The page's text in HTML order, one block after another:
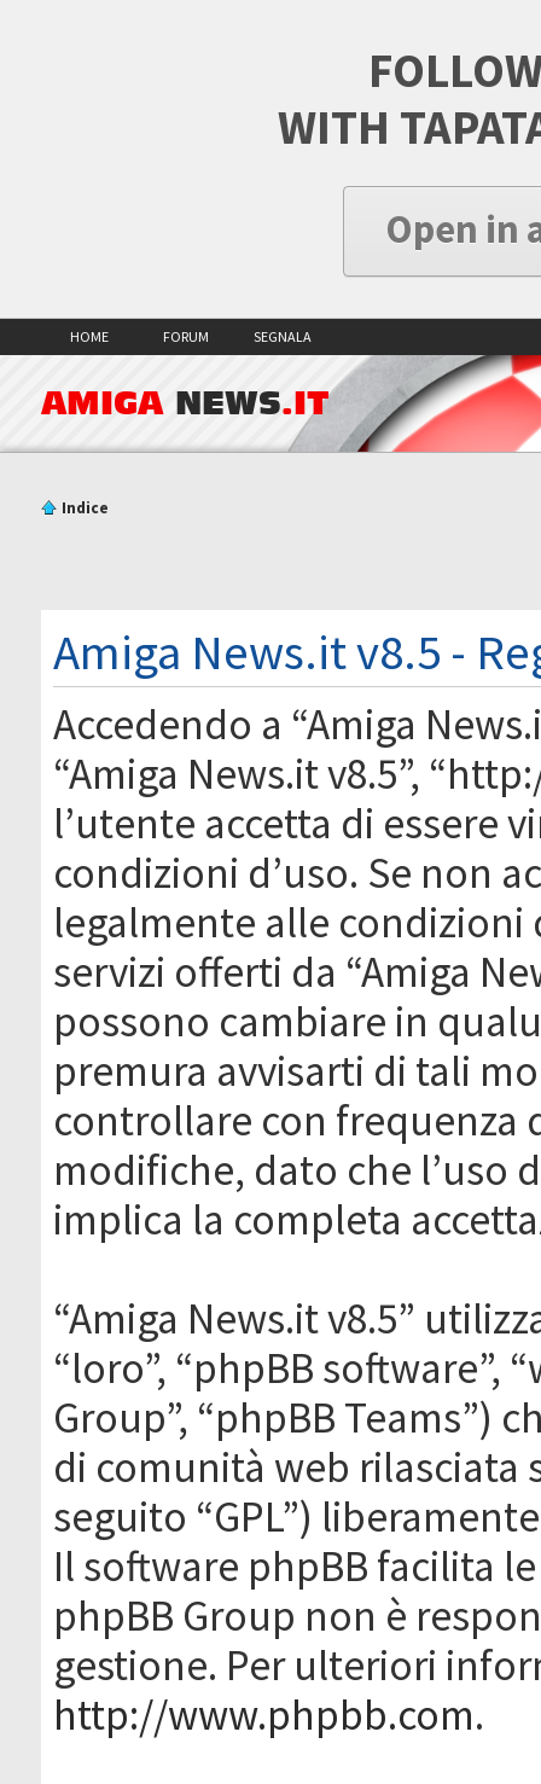
WITH
Open in
HOME FORUM SEGNALA
AMIGA NEWS.IT
Indice
Amiga News.it v8.5 -
Accedendo a “Amiga
“Amiga News.it v8.5”,
l’utente accetta di essere
condizioni d’uso. Se non
legalmente alle condizioni
servizi offerti da “Amiga
possono cambiare in
premura avvisarti di tali
controllare con frequenza
modifiche, dato che l’uso
implica la completa
“Amiga News.it v8.5”
“loro”, “phpBB software”,
Group”, “phpBB Teams”)
di comunità web rilasciata
seguito “GPL”)
Il software phpBB facilita
phpBB Group non è
gestione. Per ulteriori
http://www.phpbb.com.